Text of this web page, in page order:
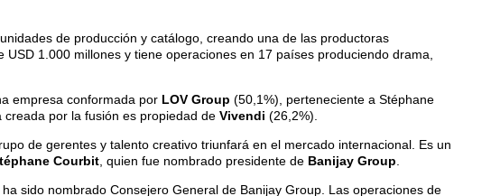
de producción y catálogo, creando una de las productoras
1.000 millones y tiene operaciones en 17 países produciendo drama,
empresa conformada por LOV Group (50,1%), perteneciente a Stéphane
creada por la fusión es propiedad de Vivendi (26,2%).
de gerentes y talento creativo triunfará en el mercado internacional. Es un
Courbit , quien fue nombrado presidente de Banijay Group
ha sido nombrado Consejero General de Banijay Group. Las operaciones de